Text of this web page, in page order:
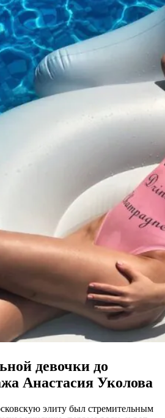
девочки до
Анастасия Уколова
элиту был стремительным